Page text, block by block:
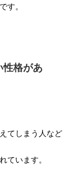
す。
性格があ
てしまう人など
ています。